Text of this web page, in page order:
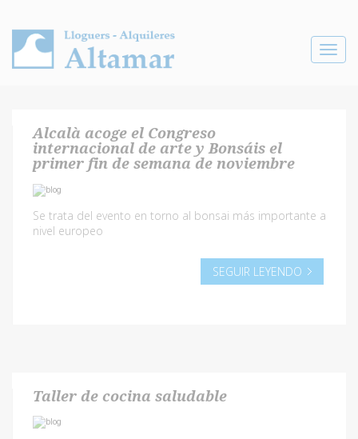
Toggle
Alcalà acoge el Congreso
internacional de arte y Bonsáis el
primer fin de semana de noviembre
Se trata del evento en torno al bonsai más importante a
nivel europeo
SEGUIR LEYENDO
Taller de cocina saludable